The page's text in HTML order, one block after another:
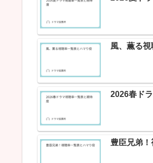
風、薫る
2026春ド
豊臣兄弟